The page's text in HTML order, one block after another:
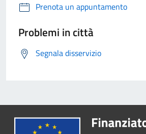
Prenota un appuntamento
Problemi in città
Segnala disservizio